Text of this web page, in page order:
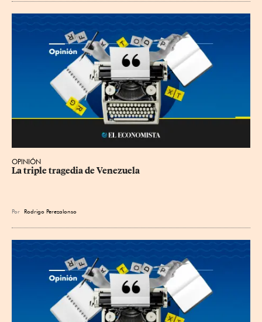
OPINIÓN
La triple tragedia de Venezuela
Por Rodrigo Perezalonso